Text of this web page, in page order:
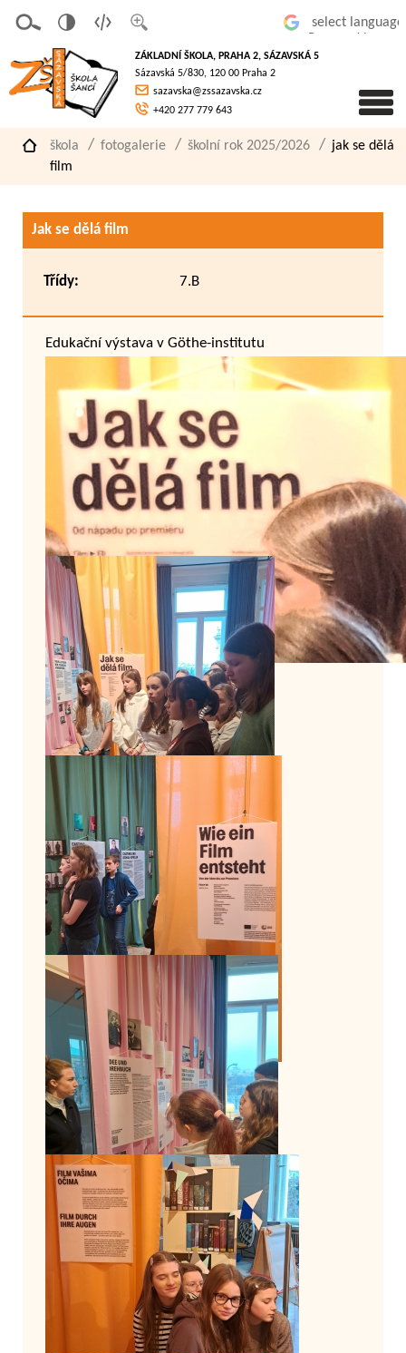
písmo
á
verze
pro
slaboz
raké
ZÁKLADNÍ ŠKOLA, PRAHA 2, SÁZAVSKÁ 5
Sázavská 5/830, 120 00 Praha 2
sazavska@zssazavska.cz
+420 277 779 643
škola fotogalerie školní rok 2025/2026
jak se dělá
film
Jak se dělá film
Třídy: 7.B
Edukační výstava v Göthe-institutu